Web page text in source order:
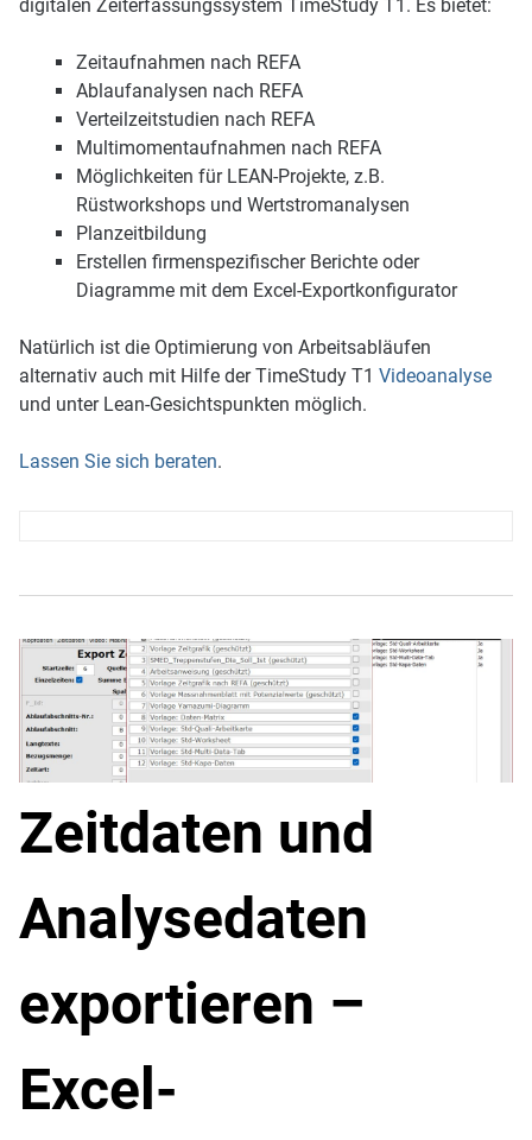
digitalen Zeiterfassungssystem TimeStudy T1. Es bietet:
Zeitaufnahmen nach REFA
Ablaufanalysen nach REFA
Verteilzeitstudien nach REFA
Multimomentaufnahmen nach REFA
Möglichkeiten für LEAN-Projekte, z.B.
Rüstworkshops und Wertstromanalysen
Planzeitbildung
Erstellen firmenspezifischer Berichte oder
Diagramme mit dem Excel-Exportkonfigurator
Natürlich ist die Optimierung von Arbeitsabläufen
alternativ auch mit Hilfe der TimeStudy T1 Videoanalyse
und unter Lean-Gesichtspunkten möglich.
Lassen Sie sich beraten.
Zeitdaten und
Analysedaten
exportieren –
Excel-